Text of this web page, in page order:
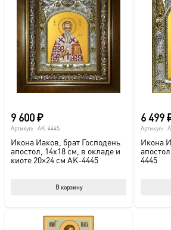
9 600₽
Артикул: AK-4445
Икона Иаков, брат Господень
апостол, 14х18 см, в окладе и
киоте 20×24 см AK-4445
В корзину
6 499
Артикул:
Икона
4445